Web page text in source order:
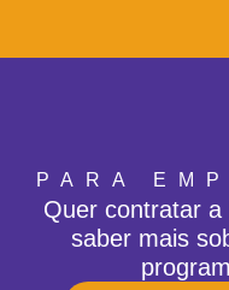
PARA
Quer contratar a
saber mais